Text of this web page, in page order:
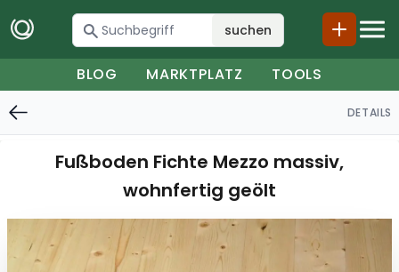
suchen
BLOG MARKTPLATZ TOOLS
DETAILS
Fußboden Fichte Mezzo massiv,
wohnfertig geölt